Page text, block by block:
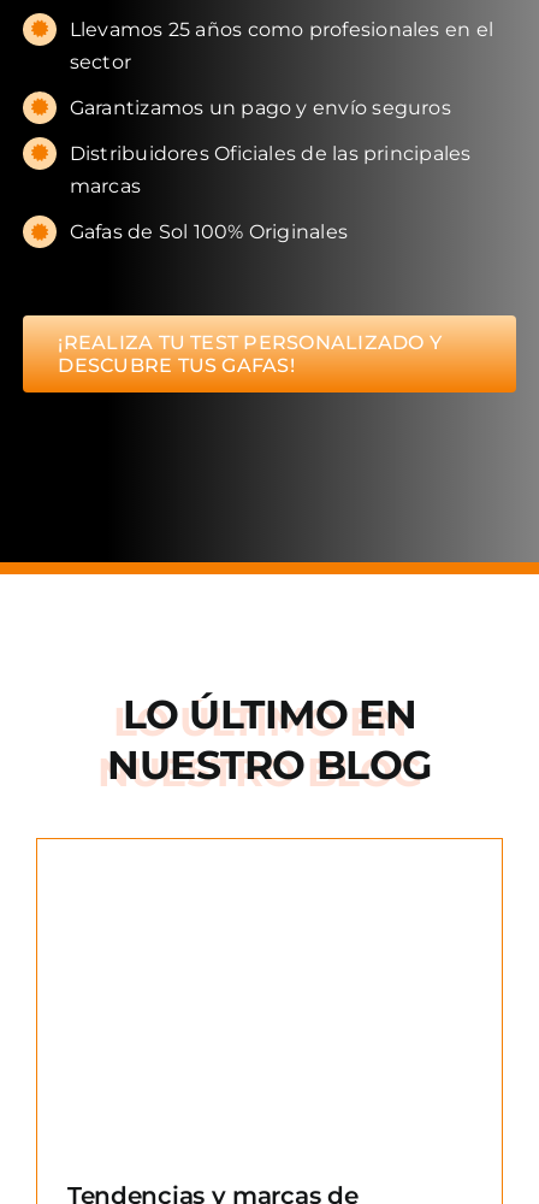
Llevamos 25 años como profesionales en el
sector
Garantizamos un pago y envío seguros
Distribuidores Oficiales de las principales
marcas
Gafas de Sol 100% Originales
¡REALIZA TU TEST PERSONALIZADO Y
DESCUBRE TUS GAFAS!
LO ÚLTIMO EN
NUESTRO BLOG
Tendencias y marcas de